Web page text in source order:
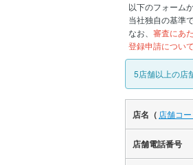
以下のフォーム
当社独自の基準
なお、 審査にあ
登録申請につい
5店舗以上の店
店名（ 店舗コ
店舗電話番号